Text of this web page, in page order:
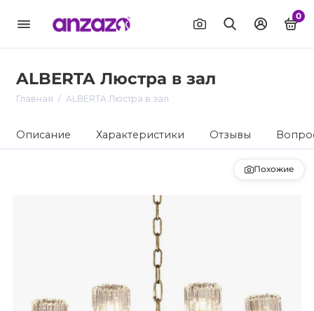
0
ALBERTA Люстра в зал
Главная ALBERTA Люстра в зал
Описание Характеристики Отзывы
Похожие